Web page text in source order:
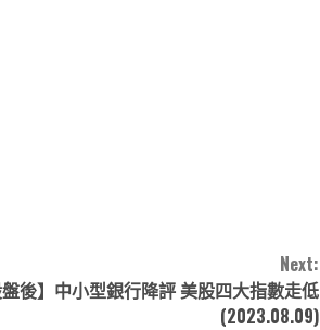
Next:
盤後】中小型銀行降評 美股四大指數走低
(2023.08.09)